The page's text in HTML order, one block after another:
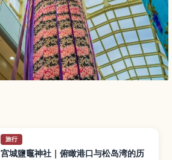
旅行
宫城鹽竈神社｜俯瞰港口与松岛湾的历